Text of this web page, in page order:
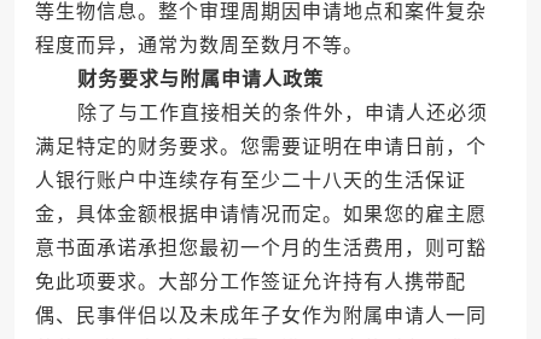
等生物信息。整个审理周期因申请地点和案件复杂
程度而异，通常为数周至数月不等。
财务要求与附属申请人政策
除了与工作直接相关的条件外，申请人还必须
满足特定的财务要求。您需要证明在申请日前，个
人银行账户中连续存有至少二十八天的生活保证
金，具体金额根据申请情况而定。如果您的雇主愿
意书面承诺承担您最初一个月的生活费用，则可豁
免此项要求。大部分工作签证允许持有人携带配
偶、民事伴侣以及未成年子女作为附属申请人一同